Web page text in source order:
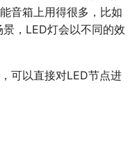
音箱上用得很多，比如
，LED灯会以不同的效
可以直接对LED节点进